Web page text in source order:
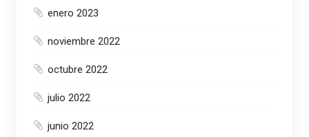
enero 2023
noviembre 2022
octubre 2022
julio 2022
junio 2022